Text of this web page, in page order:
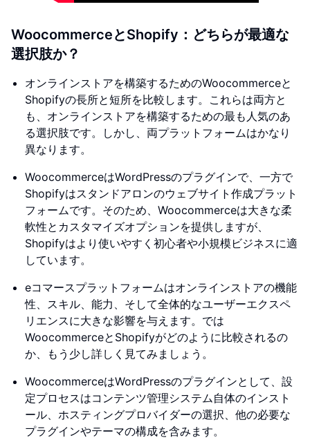
WoocommerceとShopify：どちらが最適な
選択肢か？
オンラインストアを構築するためのWoocommerceと
Shopifyの長所と短所を比較します。これらは両方と
も、オンラインストアを構築するための最も人気のあ
る選択肢です。しかし、両プラットフォームはかなり
異なります。
WoocommerceはWordPressのプラグインで、一方で
Shopifyはスタンドアロンのウェブサイト作成プラット
フォームです。そのため、Woocommerceは大きな柔
軟性とカスタマイズオプションを提供しますが、
Shopifyはより使いやすく初心者や小規模ビジネスに適
しています。
eコマースプラットフォームはオンラインストアの機能
性、スキル、能力、そして全体的なユーザーエクスペ
リエンスに大きな影響を与えます。では
WoocommerceとShopifyがどのように比較されるの
か、もう少し詳しく見てみましょう。
WoocommerceはWordPressのプラグインとして、設
定プロセスはコンテンツ管理システム自体のインスト
ール、ホスティングプロバイダーの選択、他の必要な
プラグインやテーマの構成を含みます。